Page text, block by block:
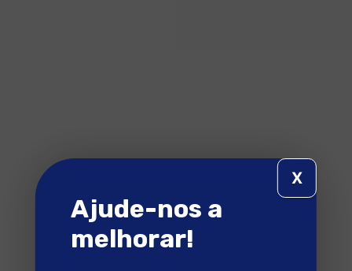
Ajude-nos a
melhorar!
X